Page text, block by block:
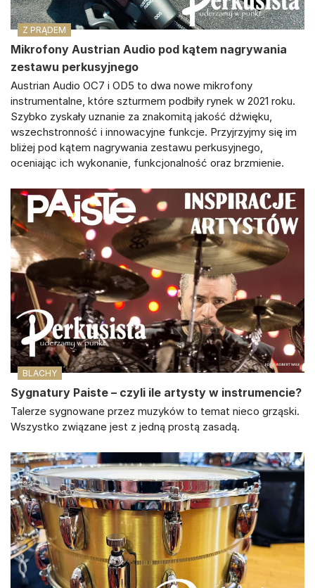
Z PRĄDEM
Mikrofony Austrian Audio pod kątem nagrywania
zestawu perkusyjnego
Austrian Audio OC7 i OD5 to dwa nowe mikrofony
instrumentalne, które szturmem podbiły rynek w 2021 roku.
Szybko zyskały uznanie za znakomitą jakość dźwięku,
wszechstronność i innowacyjne funkcje. Przyjrzyjmy się im
bliżej pod kątem nagrywania zestawu perkusyjnego,
oceniając ich wykonanie, funkcjonalność oraz brzmienie.
BLACHY
Sygnatury Paiste – czyli ile artysty w instrumencie?
Talerze sygnowane przez muzyków to temat nieco grząski.
Wszystko związane jest z jedną prostą zasadą.